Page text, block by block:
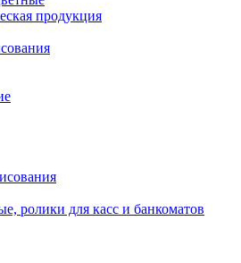
продукция
ролики для касс и банкоматов